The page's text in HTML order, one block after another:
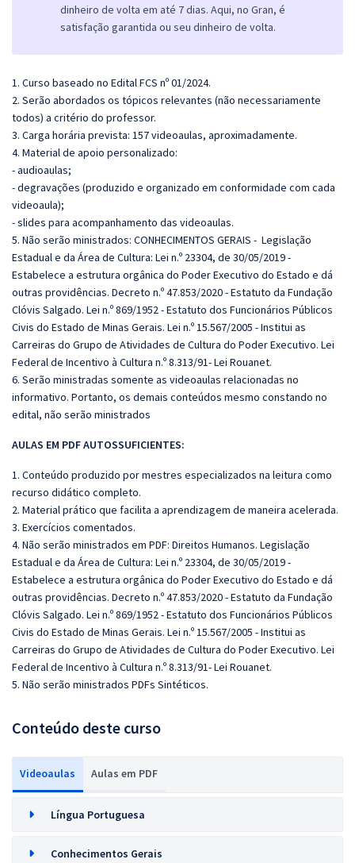
dinheiro de volta em até 7 dias. Aqui, no Gran, é
satisfação garantida ou seu dinheiro de volta.
1. Curso baseado no Edital FCS nº 01/2024.
2. Serão abordados os tópicos relevantes (não necessariamente
todos) a critério do professor.
3. Carga horária prevista: 157 videoaulas, aproximadamente.
4. Material de apoio personalizado:
- audioaulas;
- degravações (produzido e organizado em conformidade com cada
videoaula);
- slides para acompanhamento das videoaulas.
5. Não serão ministrados: CONHECIMENTOS GERAIS - Legislação
Estadual e da Área de Cultura: Lei n.º 23304, de 30/05/2019 -
Estabelece a estrutura orgânica do Poder Executivo do Estado e dá
outras providências. Decreto n.º 47.853/2020 - Estatuto da Fundação
Clóvis Salgado. Lei n.º 869/1952 - Estatuto dos Funcionários Públicos
Civis do Estado de Minas Gerais. Lei n.º 15.567/2005 - Institui as
Carreiras do Grupo de Atividades de Cultura do Poder Executivo. Lei
Federal de Incentivo à Cultura n.º 8.313/91- Lei Rouanet.
6. Serão ministradas somente as videoaulas relacionadas no
informativo. Portanto, os demais conteúdos mesmo constando no
edital, não serão ministrados
AULAS EM PDF AUTOSSUFICIENTES:
1. Conteúdo produzido por mestres especializados na leitura como
recurso didático completo.
2. Material prático que facilita a aprendizagem de maneira acelerada.
3. Exercícios comentados.
4. Não serão ministrados em PDF: Direitos Humanos. Legislação
Estadual e da Área de Cultura: Lei n.º 23304, de 30/05/2019 -
Estabelece a estrutura orgânica do Poder Executivo do Estado e dá
outras providências. Decreto n.º 47.853/2020 - Estatuto da Fundação
Clóvis Salgado. Lei n.º 869/1952 - Estatuto dos Funcionários Públicos
Civis do Estado de Minas Gerais. Lei n.º 15.567/2005 - Institui as
Carreiras do Grupo de Atividades de Cultura do Poder Executivo. Lei
Federal de Incentivo à Cultura n.º 8.313/91- Lei Rouanet.
5. Não serão ministrados PDFs Sintéticos.
Conteúdo deste curso
Videoaulas Aulas em PDF
Língua Portuguesa
Conhecimentos Gerais